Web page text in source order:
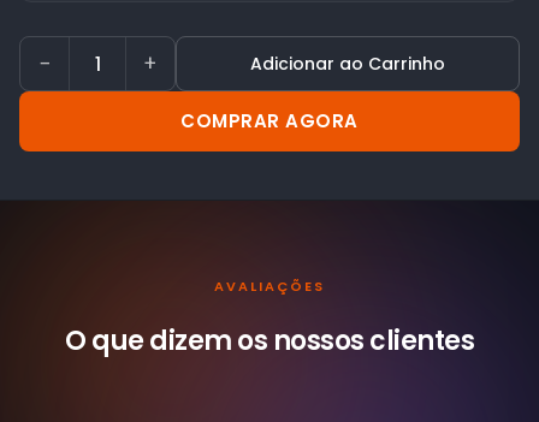
− + Adicionar ao Carrinho
COMPRAR AGORA
AVALIAÇÕES
O que dizem os nossosclientes